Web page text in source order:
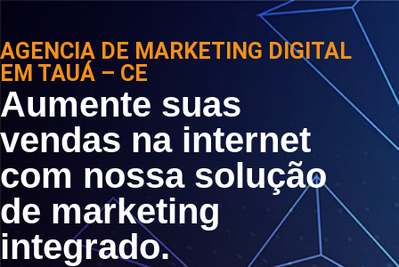
AGENCIA DE MARKETING DIGITAL
EM TAUÁ – CE
Aumente suas
vendas na internet
com nossa solução
de marketing
integrado.